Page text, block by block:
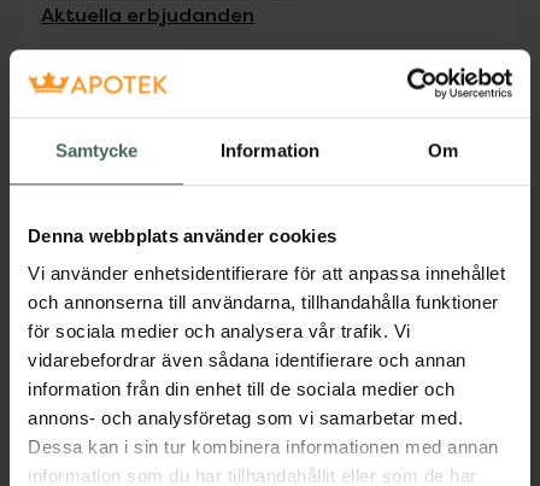
Samtycke Information Om
Denna webbplats använder cookies
Vi använder enhetsidentifierare för att anpassa innehållet
och annonserna till användarna, tillhandahålla funktioner
för sociala medier och analysera vår trafik. Vi
vidarebefordrar även sådana identifierare och annan
information från din enhet till de sociala medier och
annons- och analysföretag som vi samarbetar med.
Dessa kan i sin tur kombinera informationen med annan
information som du har tillhandahållit eller som de har
Aktuella erbjudanden
Beskrivning Dölj
Avlägsnar effektivt extra hård hud som
normalt är svår att ta bort· Ger dig silkeslena
Avlägsna extra hård hud på dina fötter utan
ansträngning med våra Scholl Extra Grova
refills. Micralumina-rullarna är speciellt
utformade med små diamantkristaller som
effektivt och skonsamt avlägsnar överflödig
hud som vanligtvis är svår att ta bort. Våra
Scholl refills bör endast användas med Scholl